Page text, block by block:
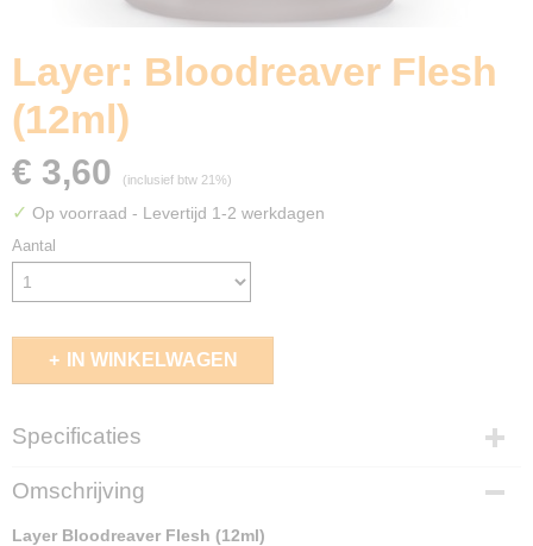
Layer: Bloodreaver Flesh
(12ml)
€ 3,60 (inclusief btw 21%)
✓ Op voorraad - Levertijd 1-2 werkdagen
Aantal
IN WINKELWAGEN
Specificaties
EAN code
5011921187652
Omschrijving
Layer Bloodreaver Flesh (12ml)